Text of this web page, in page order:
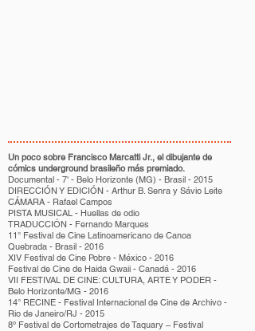
Un poco sobre Francisco Marcatti Jr., el dibujante de
cómics underground brasileño más premiado.
Documental - 7' - Belo Horizonte (MG) - Brasil - 2015
DIRECCIÓN Y EDICIÓN - Arthur B. Senra y Sávio Leite
CÁMARA - Rafael Campos
PISTA MUSICAL - Huellas de odio
TRADUCCIÓN - Fernando Marques
11° Festival de Cine Latinoamericano de Canoa
Quebrada - Brasil - 2016
XIV Festival de Cine Pobre - México - 2016
Festival de Cine de Haida Gwaii - Canadá - 2016
VII FESTIVAL DE CINE: CULTURA, ARTE Y PODER -
Belo Horizonte/MG - 2016
14° RECINE - Festival Internacional de Cine de Archivo -
Rio de Janeiro/RJ - 2015
8º Festival de Cortometrajes de Taquary – Festival